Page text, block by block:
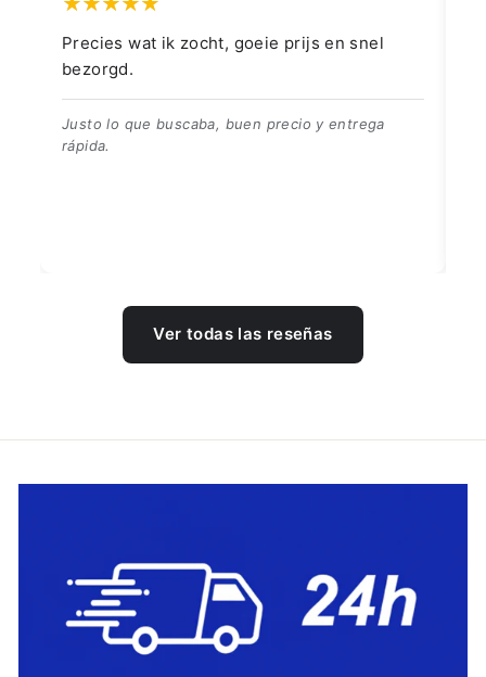
👍👍👍👌
👍👍👍👌
Ver todas las reseñas